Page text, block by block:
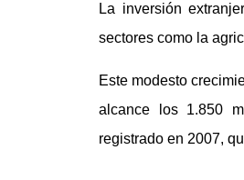
La inversión
sectores como la
Este modesto
alcance los 1.850
registrado en 2007,